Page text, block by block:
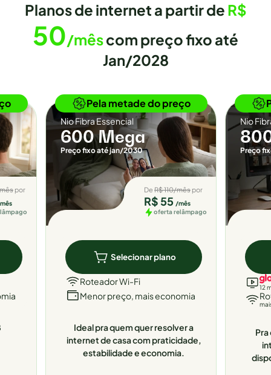
Planos de internet a partir de R$
50/mêscom preço fixo até
Jan/2028
por
Novidade
Nio Fibra Essencial
600 Mega
Preço fixo até jan/2030
De R$ 110/mês por
R$ 55 /mês
oferta relâmpago
Selecionar plano
Roteador Wi-Fi
Menor preço, mais economia
Ideal pra quem quer resolver a
internet de casa com praticidade,
estabilidade e economia.
Pela metade do preço
Nio
Preço
12